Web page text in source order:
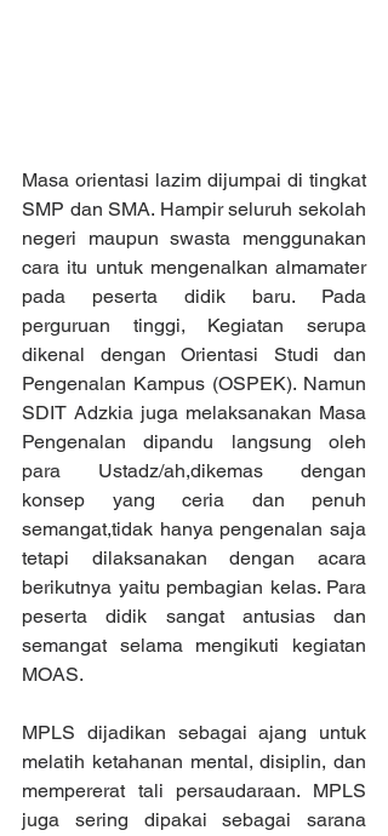
Masa orientasi lazim dijumpai di tingkat
SMP dan SMA. Hampir seluruh sekolah
negeri maupun swasta menggunakan
cara itu untuk mengenalkan almamater
pada peserta didik baru. Pada
perguruan tinggi, Kegiatan serupa
dikenal dengan Orientasi Studi dan
Pengenalan Kampus (OSPEK). Namun
SDIT Adzkia juga melaksanakan Masa
Pengenalan dipandu langsung oleh
para Ustadz/ah,dikemas dengan
konsep yang ceria dan penuh
semangat,tidak hanya pengenalan saja
tetapi dilaksanakan dengan acara
berikutnya yaitu pembagian kelas. Para
peserta didik sangat antusias dan
semangat selama mengikuti kegiatan
MOAS.
MPLS dijadikan sebagai ajang untuk
melatih ketahanan mental, disiplin, dan
mempererat tali persaudaraan. MPLS
juga sering dipakai sebagai sarana